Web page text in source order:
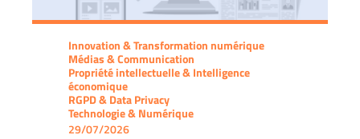
Innovation & Transformation numérique
Médias & Communication
Propriété intellectuelle & Intelligence
économique
RGPD & Data Privacy
Technologie & Numérique
29/07/2026